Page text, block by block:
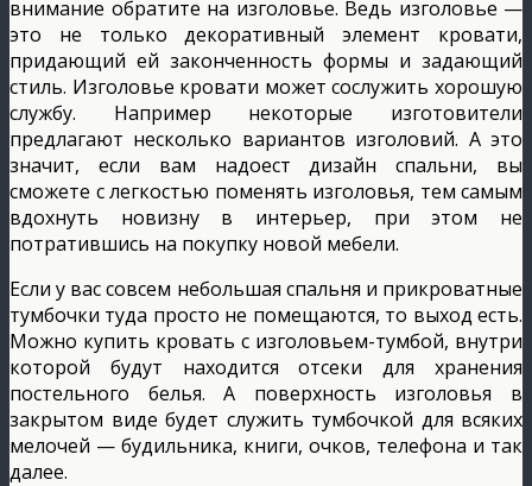
внимание обратите на изголовье. Ведь изголовье —
это не только декоративный элемент кровати,
придающий ей законченность формы и задающий
стиль. Изголовье кровати может сослужить хорошую
службу. Например некоторые изготовители
предлагают несколько вариантов изголовий. А это
значит, если вам надоест дизайн спальни, вы
сможете с легкостью поменять изголовья, тем самым
вдохнуть новизну в интерьер, при этом не
потратившись на покупку новой мебели.
Если у вас совсем небольшая спальня и прикроватные
тумбочки туда просто не помещаются, то выход есть.
Можно купить кровать с изголовьем-тумбой, внутри
которой будут находится отсеки для хранения
постельного белья. А поверхность изголовья в
закрытом виде будет служить тумбочкой для всяких
мелочей — будильника, книги, очков, телефона и так
далее.